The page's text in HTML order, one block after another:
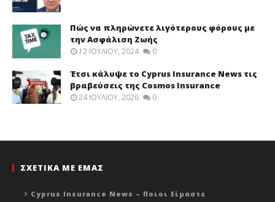
Πώς να πληρώνετε λιγότερους φόρους με
την Ασφάλιση Ζωής
12 ΙΟΥΛΊΟΥ, 2024 0
Έτσι κάλυψε το Cyprus Insurance News τις
βραβεύσεις της Cosmos Insurance
24 ΙΟΥΛΊΟΥ, 2026 0
ΣΧΕΤΙΚΑ ΜΕ ΕΜΑΣ
Cyprus Insurance News – Ποιοι Είμαστε